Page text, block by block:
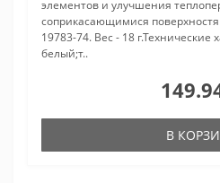
элементов и улучшения
соприкасающимися
19783-74. Вес - 18 г.Технические
белый;т..
В